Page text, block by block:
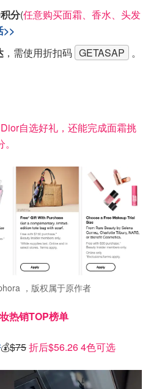
分(任意购买面霜、香水、头发
>>
，需使用折扣码 GETASAP 。
自选好礼，还能完成面霜挑
，版权属于原作者
热销TOP榜单
💰$75折后$56.26 4色可选